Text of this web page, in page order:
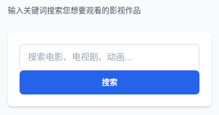
输入关键词搜索您想要观看的影视作品
搜索